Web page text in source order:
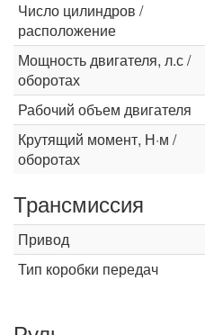
Число цилиндров /
расположение
Мощность двигателя, л.с /
оборотах
Рабочий объем двигателя
Крутящий момент, Н·м /
оборотах
Трансмиссия
Привод
Тип коробки передач